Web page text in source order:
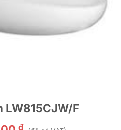
LW815CJW/F
₫